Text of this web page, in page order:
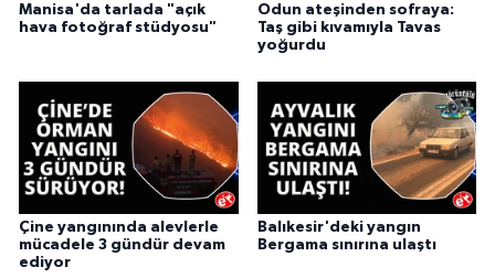
Manisa'da tarlada "açık
hava fotoğraf stüdyosu"
Odun ateşinden sofraya:
Taş gibi kıvamıyla Tavas
yoğurdu
Çine yangınında alevlerle
mücadele 3 gündür devam
ediyor
Balıkesir'deki yangın
Bergama sınırına ulaştı